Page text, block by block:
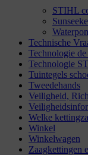
STIHL
Technische
Technologie
Technologie
Tuintegels
Tweedehands
Veiligheid,
Welke
Winkel
Winkelwagen
Zaagkettingen